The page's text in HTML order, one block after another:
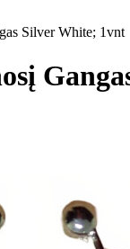
Silver White; 1vnt